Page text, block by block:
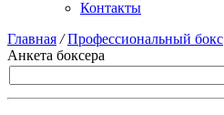
Контакты
Главная / Профессиональный бокс
Анкета боксера